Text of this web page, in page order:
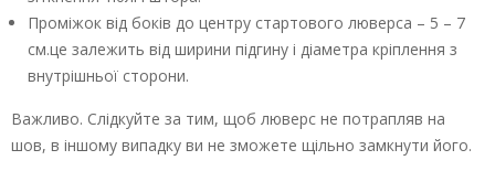
Проміжок від боків до центру стартового люверса – 5 – 7
см.це залежить від ширини підгину і діаметра кріплення з
внутрішньої сторони.
Важливо. Слідкуйте за тим, щоб люверс не потрапляв на
шов, в іншому випадку ви не зможете щільно замкнути його.